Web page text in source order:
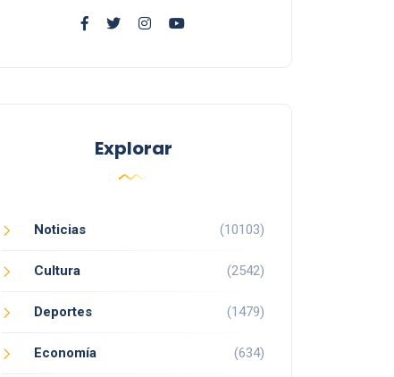
Explorar
Noticias (10103)
Cultura (2542)
Deportes (1479)
Economía (634)